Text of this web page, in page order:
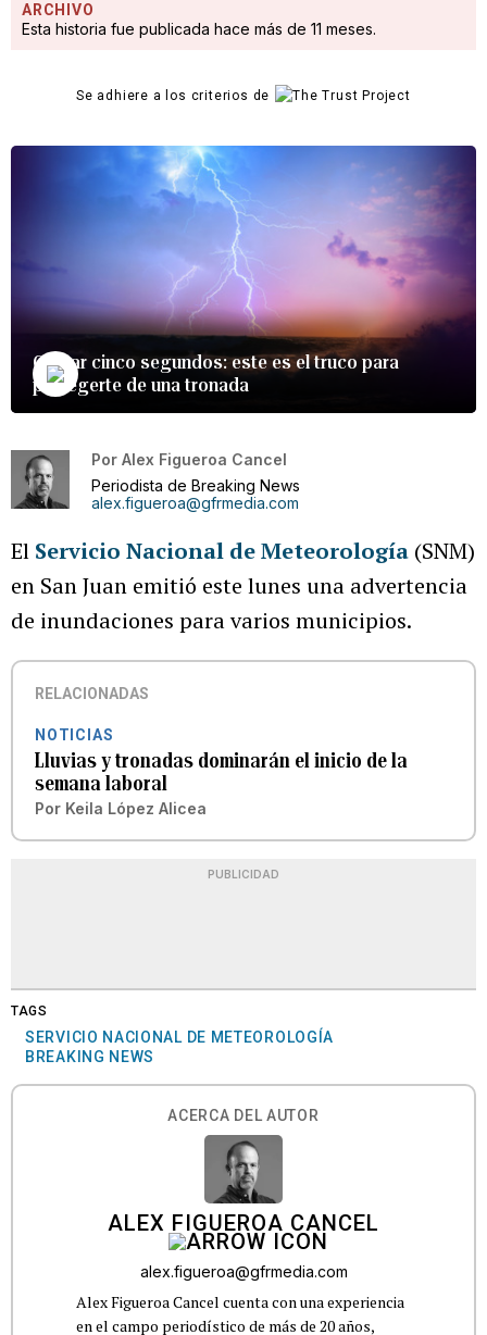
ARCHIVO
Esta historia fue publicada hace más de 11 meses.
Se adhiere a los criterios de
Contar cinco segundos: este es el truco para
protegerte de una tronada
Por Alex Figueroa Cancel
Periodista de Breaking News
alex.figueroa@gfrmedia.com
El Servicio Nacional de Meteorología (SNM)
en San Juan emitió este lunes una advertencia
de inundaciones para varios municipios.
RELACIONADAS
NOTICIAS
Lluvias y tronadas dominarán el inicio de la
semana laboral
Por Keila López Alicea
PUBLICIDAD
TAGS
SERVICIO NACIONAL DE METEOROLOGÍA
BREAKING NEWS
ACERCA DEL AUTOR
ALEX FIGUEROA CANCEL
alex.figueroa@gfrmedia.com
Alex Figueroa Cancel cuenta con una experiencia
en el campo periodístico de más de 20 años,